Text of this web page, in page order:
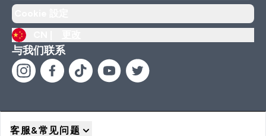
与我们联系
客服&常见问题